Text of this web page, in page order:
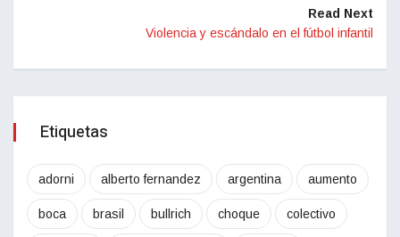
Read Next
Violencia y escándalo en el fútbol infantil
Etiquetas
adorni alberto fernandez argentina aumento
boca brasil bullrich choque colectivo